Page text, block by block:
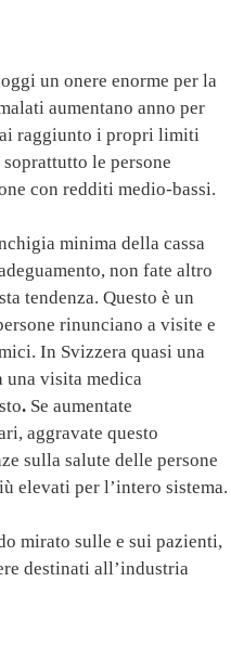
un onere enorme per la
aumentano anno per
raggiunto i propri limiti
le persone
con redditi medio-bassi.
minima della cassa
non fate altro
tendenza. Questo è un
rinunciano a visite e
In Svizzera quasi una
una visita medica
. Se aumentate
aggravate questo
sulla salute delle persone
elevati per l’intero sistema.
mirato sulle e sui pazienti,
destinati all’industria